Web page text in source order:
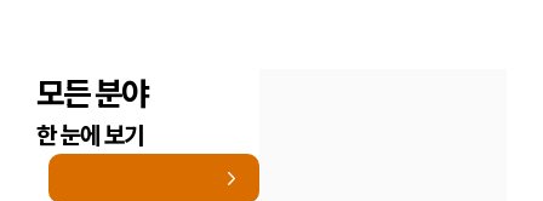
모든 분야
한 눈에 보기